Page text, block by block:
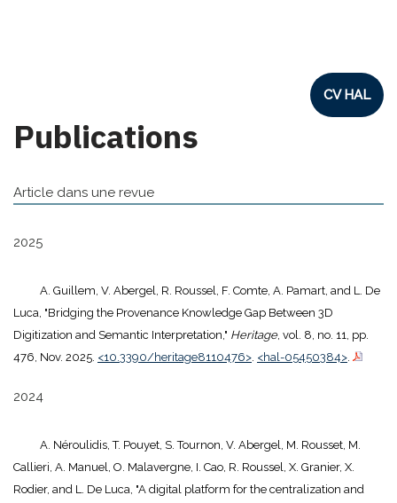
CV HAL
Publications
Article dans une revue
2025
A. Guillem, V. Abergel, R. Roussel, F. Comte, A. Pamart, and L. De
Luca, "Bridging the Provenance Knowledge Gap Between 3D
Digitization and Semantic Interpretation," Heritage, vol. 8, no. 11, pp.
476, Nov. 2025. <10.3390/heritage8110476> <hal-05450384>
2024
A. Néroulidis, T. Pouyet, S. Tournon, V. Abergel, M. Rousset, M.
Callieri, A. Manuel, O. Malavergne, I. Cao, R. Roussel, X. Granier, X.
Rodier, and L. De Luca, "A digital platform for the centralization and